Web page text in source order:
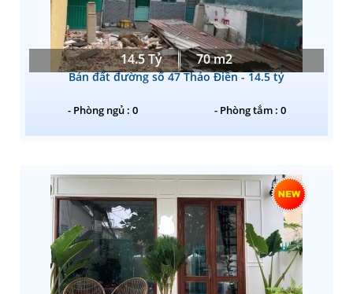
14.5 Tỷ 70 m2
Bán đất đường số 47 Thảo Điền - 14.5 tỷ
- Phòng ngủ : 0 - Phòng tắm : 0